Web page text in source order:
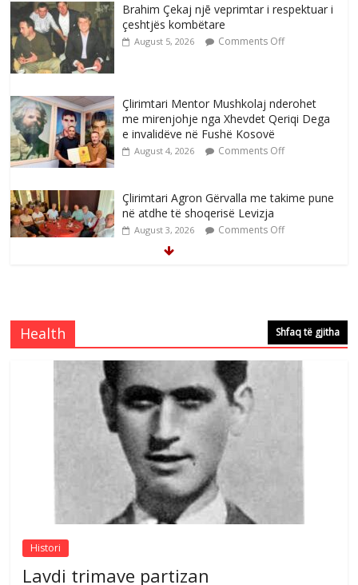
Brahim Çekaj njē veprimtar i respektuar i
çeshtjës kombëtare
August 5, 2026 Comments Off
Çlirimtari Mentor Mushkolaj nderohet
me mirenjohje nga Xhevdet Qeriqi Dega
e invalidëve në Fushë Kosovë
August 4, 2026 Comments Off
Çlirimtari Agron Gërvalla me takime pune
në atdhe të shoqerisë Levizja
August 3, 2026 Comments Off
Comments Off
S’mbaj inat me asnjëri -Ganimete Jakupi
poete e respektuar
August 3, 2026 Comments Off
Nga Elmije Ajazi e nderuar
August 5, 2026 Comments Off
Health Shfaq të gjitha
Histori
Lavdi trimave partizan